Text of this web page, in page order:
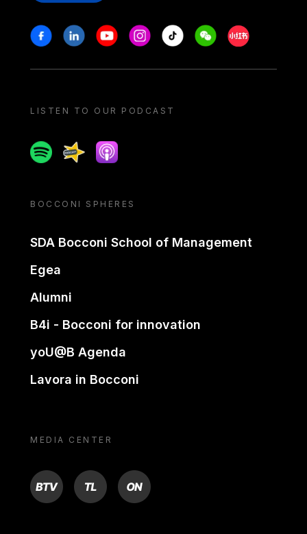
Stay in touch
FacebookLinkedinYoutubeInstagram
Tiktok WeechatXiaohongshu/
LISTEN TO OUR PODCAST
SpotifySpreakerApple podcast
BOCCONI SPHERES
SDA Bocconi School of Management
Egea
Alumni
B4i - Bocconi for innovation
yoU@B Agenda
Lavora in Bocconi
MEDIA CENTER
BTV TL ON